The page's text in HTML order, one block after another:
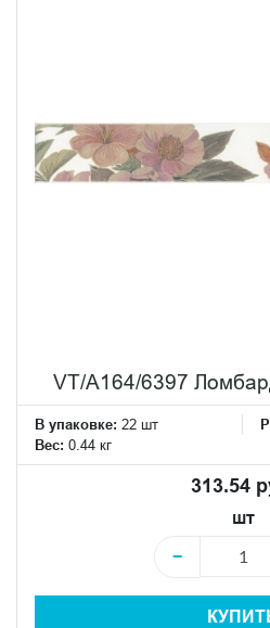
VT/A164/6397
В упаковке: 22 шт
Вес: 0.44 кг
313.54
шт
−